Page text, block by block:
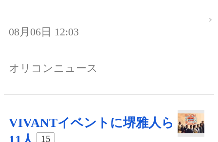
08月06日 12:03
オリコンニュース
VIVANTイベントに堺雅人ら
15